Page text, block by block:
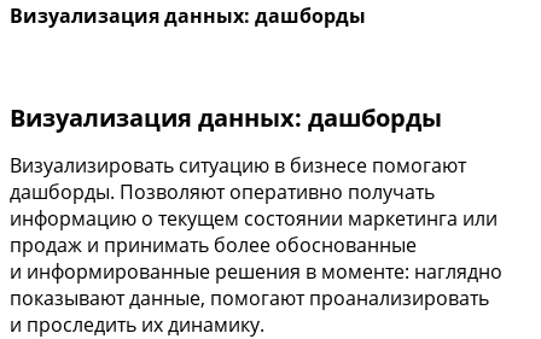
Визуализация данных: дашборды
Визуализация данных: дашборды
Визуализировать ситуацию в бизнесе помогают
дашборды. Позволяют оперативно получать
информацию о текущем состоянии маркетинга или
продаж и принимать более обоснованные
и информированные решения в моменте: наглядно
показывают данные, помогают проанализировать
и проследить их динамику.